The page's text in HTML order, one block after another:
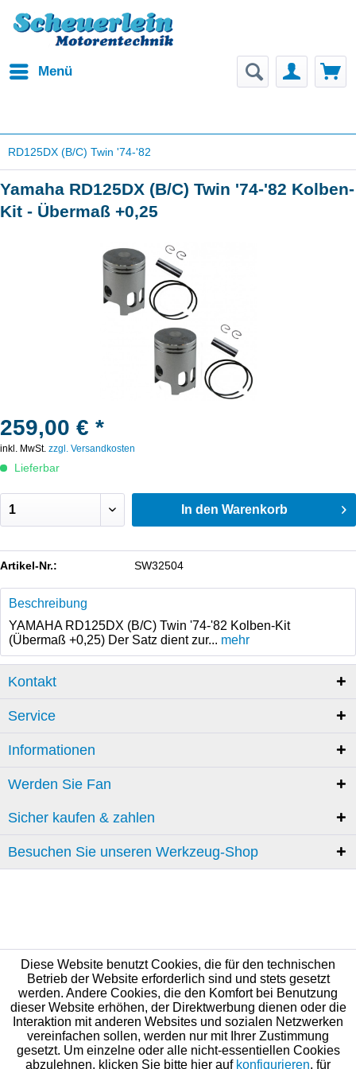
Menü
RD125DX (B/C) Twin '74-'82
Yamaha RD125DX (B/C) Twin '74-'82 Kolben-
Kit - Übermaß +0,25
259,00 € *
inkl. MwSt. zzgl. Versandkosten
Lieferbar
In den Warenkorb
Artikel-Nr.: SW32504
Beschreibung
YAMAHA RD125DX (B/C) Twin '74-'82 Kolben-Kit
(Übermaß +0,25) Der Satz dient zur... mehr
Kontakt
Service
Informationen
Werden Sie Fan
Sicher kaufen & zahlen
Besuchen Sie unseren Werkzeug-Shop
Diese Website benutzt Cookies, die für den technischen
Betrieb der Website erforderlich sind und stets gesetzt
werden. Andere Cookies, die den Komfort bei Benutzung
dieser Website erhöhen, der Direktwerbung dienen oder die
Interaktion mit anderen Websites und sozialen Netzwerken
vereinfachen sollen, werden nur mit Ihrer Zustimmung
gesetzt. Um einzelne oder alle nicht-essentiellen Cookies
abzulehnen, klicken Sie bitte hier auf konfigurieren, für